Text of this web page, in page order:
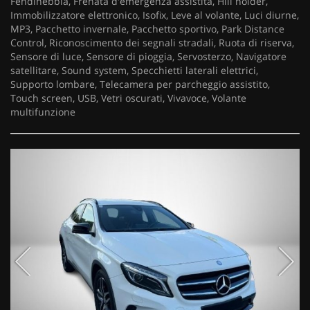
Immobilizzatore elettronico, Isofix, Leve al volante, Luci diurne,
MP3, Pacchetto invernale, Pacchetto sportivo, Park Distance
Control, Riconoscimento dei segnali stradali, Ruota di riserva,
Sensore di luce, Sensore di pioggia, Servosterzo, Navigatore
satellitare, Sound system, Specchietti laterali elettrici,
Supporto lombare, Telecamera per parcheggio assistito,
Touch screen, USB, Vetri oscurati, Vivavoce, Volante
multifunzione